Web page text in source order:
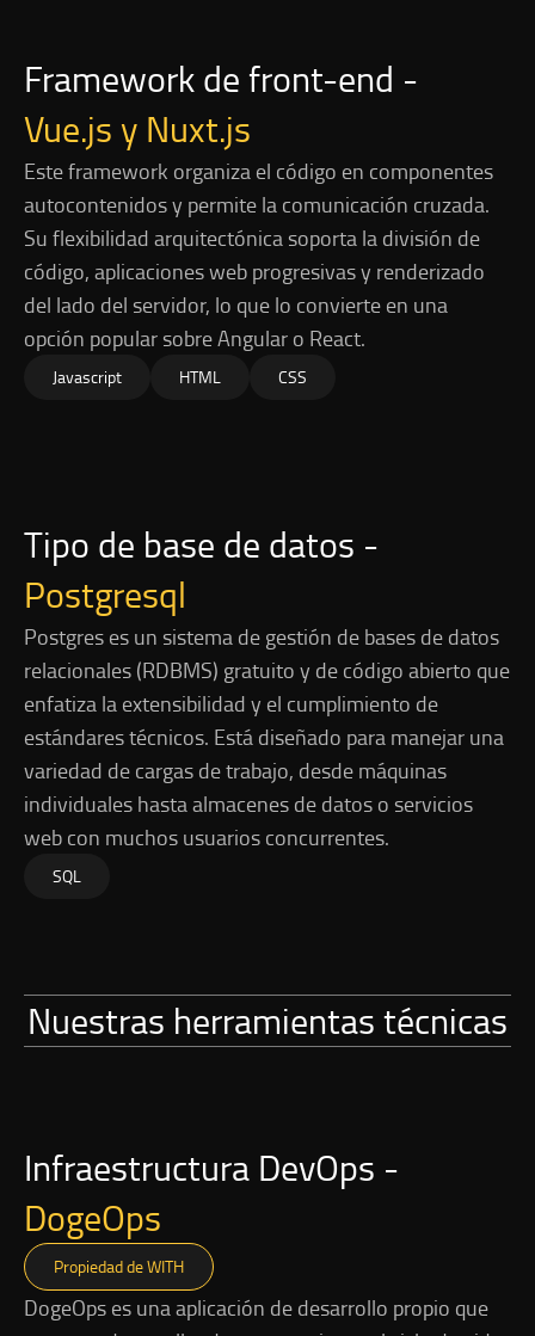
Framework de front-end -
Vue.js y Nuxt.js
Este framework organiza el código en componentes
autocontenidos y permite la comunicación cruzada.
Su flexibilidad arquitectónica soporta la división de
código, aplicaciones web progresivas y renderizado
del lado del servidor, lo que lo convierte en una
opción popular sobre Angular o React.
Javascript HTML CSS
Tipo de base de datos -
Postgresql
Postgres es un sistema de gestión de bases de datos
relacionales (RDBMS) gratuito y de código abierto que
enfatiza la extensibilidad y el cumplimiento de
estándares técnicos. Está diseñado para manejar una
variedad de cargas de trabajo, desde máquinas
individuales hasta almacenes de datos o servicios
web con muchos usuarios concurrentes.
SQL
Nuestras herramientas técnicas
Infraestructura DevOps -
DogeOps
Propiedad de WITH
DogeOps es una aplicación de desarrollo propio que